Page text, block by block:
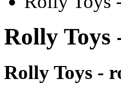
Rolly Toys
Rolly Toys -